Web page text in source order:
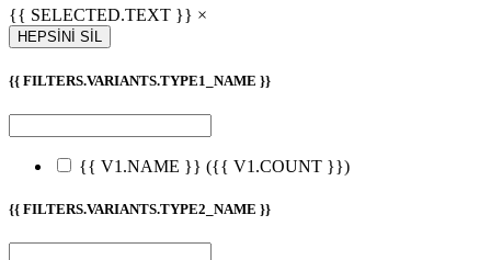
{{ SELECTED.TEXT }} ×
HEPSİNİ SİL
{{ FILTERS.VARIANTS.TYPE1_NAME }}
{{ V1.NAME }} ({{ V1.COUNT }})
{{ FILTERS.VARIANTS.TYPE2_NAME }}